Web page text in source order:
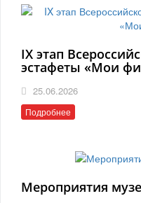
IX этап
эстафеты «Мои
25.06.2026
Подробнее
Мероприятия